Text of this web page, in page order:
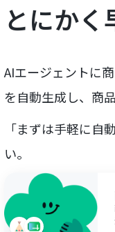
とにか
AIエージェントに
を自動生成し、商
「まずは手軽に
い。